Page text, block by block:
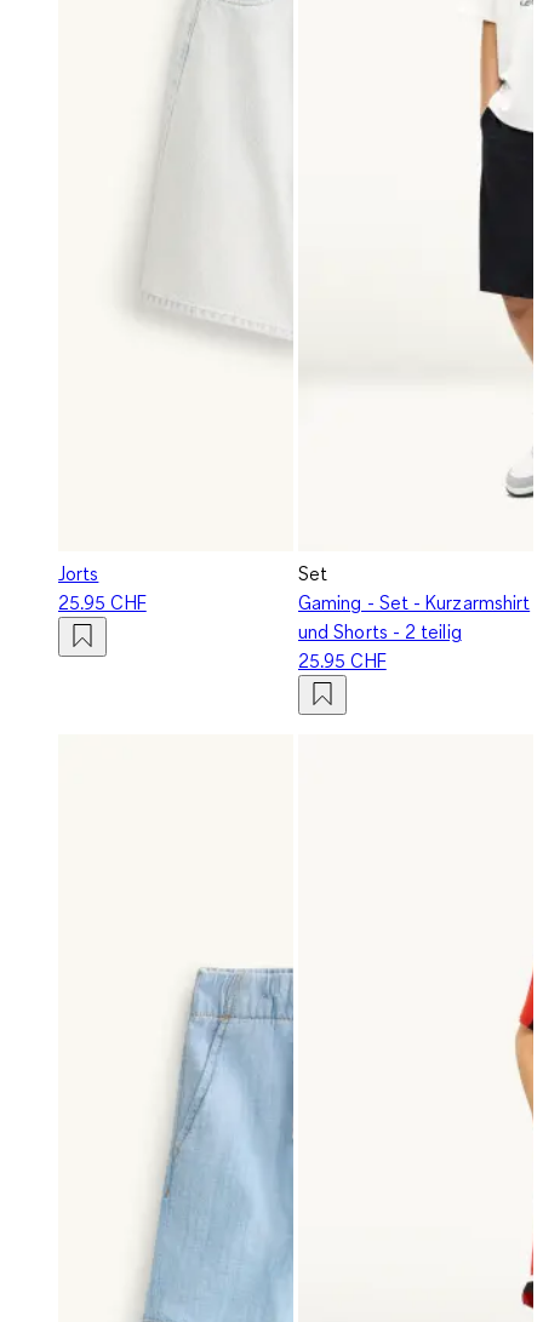
Jorts
25.95 CHF
Set
Gaming - Set - Kurzarmshirt
und Shorts - 2 teilig
25.95 CHF